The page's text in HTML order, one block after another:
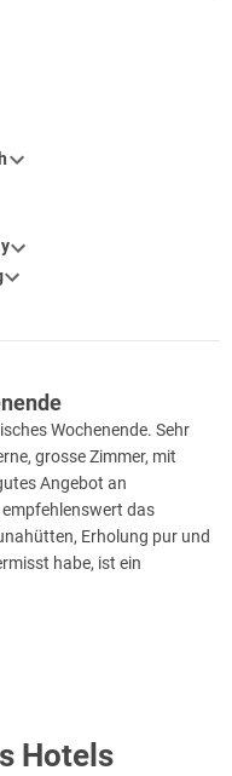
Wochenende. Sehr
grosse Zimmer, mit
Angebot an
empfehlenswert das
Erholung pur und
habe, ist ein
Hotels